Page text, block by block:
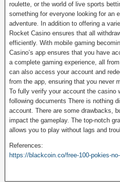
roulette, or the world of live sports
something for everyone looking for an
adventure. In addition to offering a
Rocket Casino ensures that all
efficiently. With mobile gaming
Casino’s app ensures that you have
a complete gaming experience, all
can also access your account and
from the app, ensuring that you never
To fully verify your account the casino
following documents There is nothing
account. There are some drawbacks,
impact the gameplay. The top-notch
allows you to play without lags and
References:
https://blackcoin.co/free-100-pokies-